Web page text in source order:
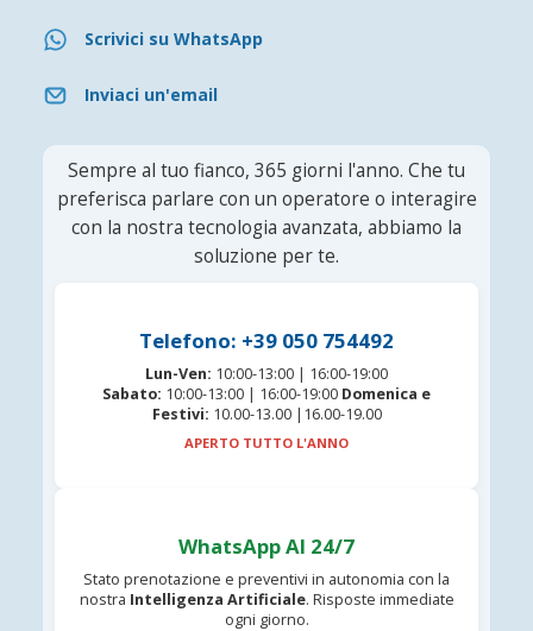
Scrivici su WhatsApp
Inviaci un'email
Sempre al tuo fianco, 365 giorni l'anno. Che tu
preferisca parlare con un operatore o interagire
con la nostra tecnologia avanzata, abbiamo la
soluzione per te.
Telefono: +39 050 754492
Lun-Ven: 10:00-13:00 | 16:00-19:00
Sabato: 10:00-13:00 | 16:00-19:00 Domenica e
Festivi: 10.00-13.00 |16.00-19.00
APERTO TUTTO L'ANNO
WhatsApp AI 24/7
Stato prenotazione e preventivi in autonomia con la
nostra Intelligenza Artificiale. Risposte immediate
ogni giorno.